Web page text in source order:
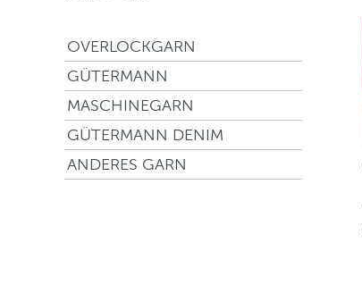
OVERLOCKGARN
GÜTERMANN
MASCHINEGARN
GÜTERMANN DENIM
ANDERES GARN